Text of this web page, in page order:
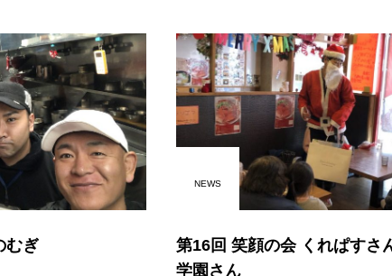
むぎ
NEWS
第16回 笑顔の会 くれぱすさ
学園さん